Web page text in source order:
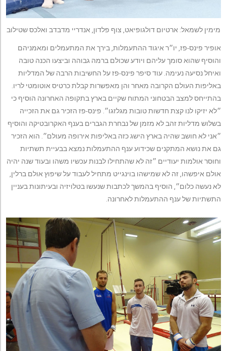
מימין לשמאל: ארטיום דולגופיאט, צוף פלדון, אנדריי מדבדב ואלכס שטילוב
אופיר פינס-פז, יו״ר איגוד ההתעמלות, בירך את המתעמלים ומאמניהם
והוסיף שהוא סומך עליהם ויודע שכולם ברמה גבוהה וביצעו הכנה טובה
ואיחל נסיעה נעימה. עוד סיפר פינס-פז על החשיבות הרבה של המדליות
באליפות העולם הקרובה מאחר והן מאפשרות קבלת כרטיס אוטומטי לריו.
בהתייחס למצב הבטחוני המתוח שקיים בארץ בתקופה האחרונה הוסיף כי
״לא יזיקו לנו קצת חדשות טובות מגלזגו״. פינס-פז הזכיר גם את הזכייה
בשלוש מדליות זהב לא מזמן של נבחרת הגברים בענף האקרובטיקה והוסיף
״אני לא חושב שהיה בארץ הישג כזה באליפות אירופה מעולם״. הוא הזכיר
גם את נושא המתקנים שכידוע ענף ההתעמלות נמצא בבעיית תשתיות
וחוסר אולמות יעודיים ״זה לא שהתחילו לבנות עכשיו משהו ובעוד שנה יהיה
אולם איפשהו, זה לא שמישהו בוינגייט מתחיל לעבוד על שיפוץ אולם ברלין,
לא נעשה כלום״, הוסיף בהמשך לכתבות שנעשו בטלויזיה ובעיתונות בעניין
התשתיות של ענף ההתעמלות לאחרונה.